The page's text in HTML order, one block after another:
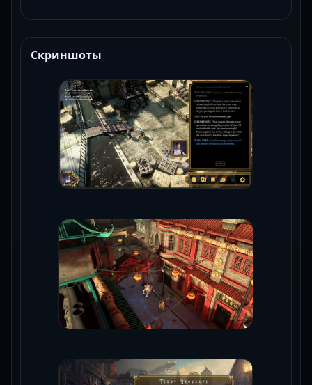
Скриншоты